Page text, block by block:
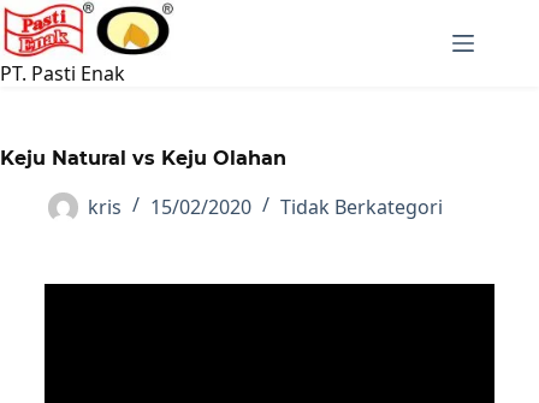
PT. Pasti Enak
Keju Natural vs Keju Olahan
kris 15/02/2020 Tidak Berkategori